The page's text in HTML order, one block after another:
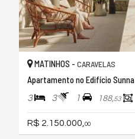
MATINHOS - CARAVELAS
Apartamento no Edifício Sunna
3 3 1 188,53
R$ 2.150.000, 00